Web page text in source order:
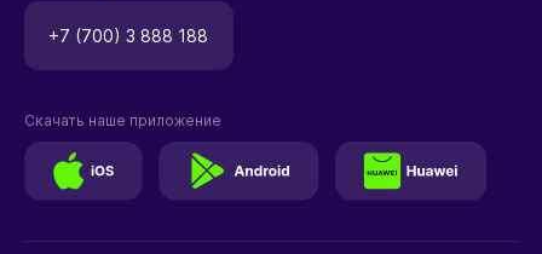
+7 (700) 3 888 188
Скачать наше приложение